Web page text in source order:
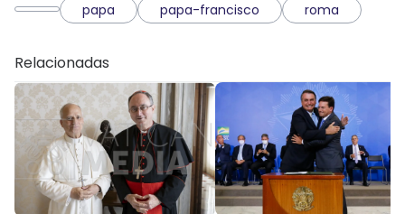
papa papa-francisco roma
Relacionadas